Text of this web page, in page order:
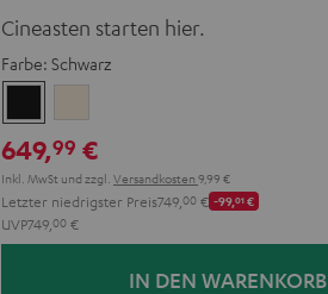
Cineasten starten hier.
Farbe: Schwarz
649,99 €
Inkl. MwSt und zzgl. Versandkosten 9,99 €
Letzter niedrigster Preis749, 00 € -99,01€
UVP749, 00 €
IN DEN WARENKORB